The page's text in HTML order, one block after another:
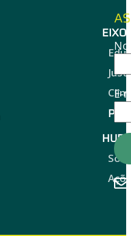
HUB
E-